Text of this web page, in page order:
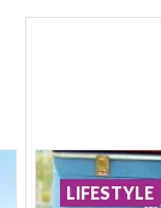
LIFESTYLE